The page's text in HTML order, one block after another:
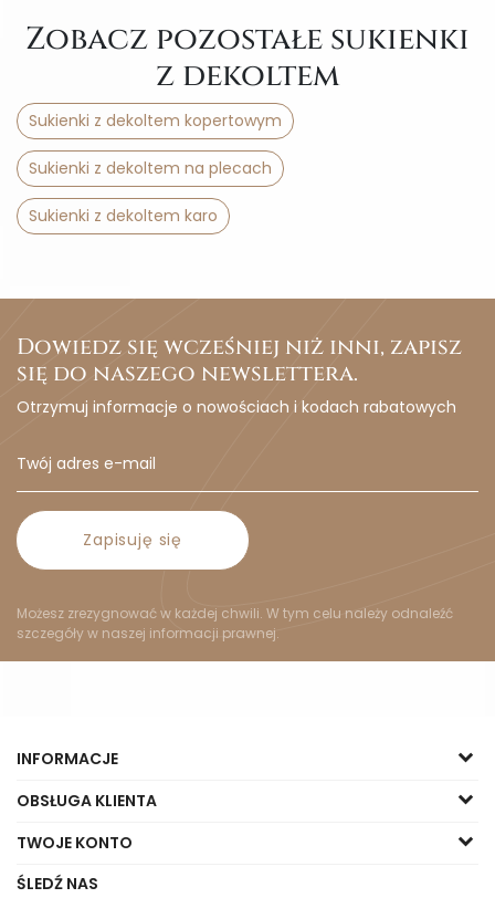
Zobacz pozostałe sukienki
z dekoltem
Sukienki z dekoltem kopertowym
Sukienki z dekoltem na plecach
Sukienki z dekoltem karo
Dowiedz się wcześniej niż inni, zapisz
się do naszego newslettera.
Otrzymuj informacje o nowościach i kodach rabatowych
Zapisuję się
Możesz zrezygnować w każdej chwili. W tym celu należy odnaleźć
szczegóły w naszej informacji prawnej.
INFORMACJE
OBSŁUGA KLIENTA
TWOJE KONTO
ŚLEDŹ NAS